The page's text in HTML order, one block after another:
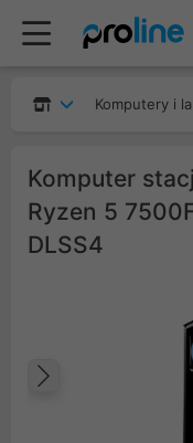
Komputery i
Komputer
Ryzen 5
DLSS4